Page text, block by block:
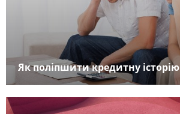
Як поліпшити кредитну історію